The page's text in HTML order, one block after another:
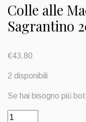
Colle alle
Sagrantino
€43.80
2 disponibili
Se hai bisogno più
Colle